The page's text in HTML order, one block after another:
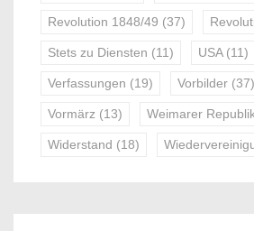
Revolution 1848/49 (37)
Stets zu Diensten (11) USA(11)
Verfassungen (19) Vorbilder (37)
Vormärz (13) Weimarer
Widerstand (18)